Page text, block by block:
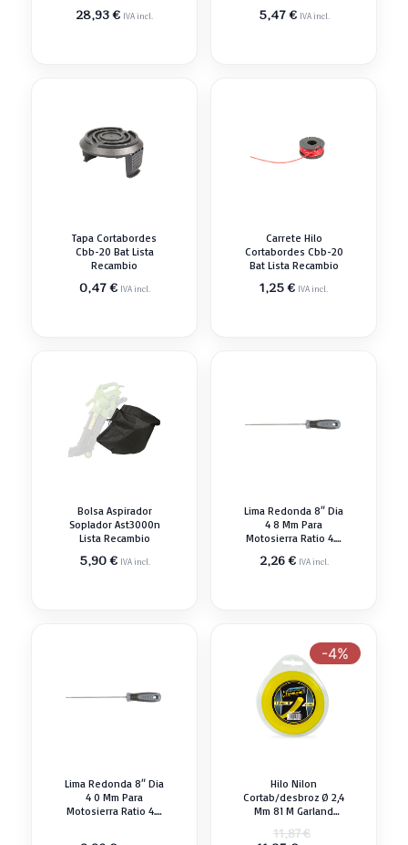
28,93€ IVA incl. 5,47€ IVA incl.
Tapa Cortabordes
Cbb-20 Bat Lista
Recambio
0,47€ IVA incl.
Carrete Hilo
Cortabordes Cbb-20
Bat Lista Recambio
1,25€ IVA incl.
Bolsa Aspirador
Soplador Ast3000n
Lista Recambio
5,90€ IVA incl.
Lima Redonda 8″ Dia
4 8 Mm Para
Motosierra Ratio 4.8
2,26€ IVA incl.
Lima Redonda 8″ Dia
4 0 Mm Para
Motosierra Ratio 4.0
-4%
Hilo Nilon
Cortab/desbroz Ø 2,4
Mm 81 M Garland
11,87€